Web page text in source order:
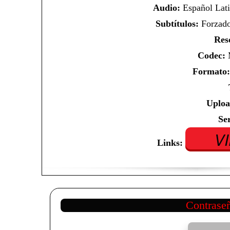
Audio: Español
Subtítulos:
Codec:
Formato:
Links: